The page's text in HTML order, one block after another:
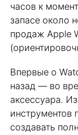
часов к
запасе около
продаж Apple
Впервые о
назад — во
аксессуара.
инструментов
создавать